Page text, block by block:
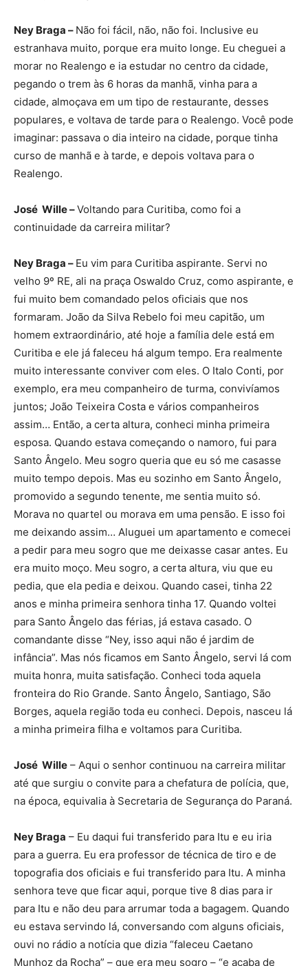
Ney Braga – Não foi fácil, não, não foi. Inclusive eu
estranhava muito, porque era muito longe. Eu cheguei a
morar no Realengo e ia estudar no centro da cidade,
pegando o trem às 6 horas da manhã, vinha para a
cidade, almoçava em um tipo de restaurante, desses
populares, e voltava de tarde para o Realengo. Você pode
imaginar: passava o dia inteiro na cidade, porque tinha
curso de manhã e à tarde, e depois voltava para o
Realengo.
José Wille –Voltando para Curitiba, como foi a
continuidade da carreira militar?
Ney Braga – Eu vim para Curitiba aspirante. Servi no
velho 9º RE, ali na praça Oswaldo Cruz, como aspirante, e
fui muito bem comandado pelos oficiais que nos
formaram. João da Silva Rebelo foi meu capitão, um
homem extraordinário, até hoje a família dele está em
Curitiba e ele já faleceu há algum tempo. Era realmente
muito interessante conviver com eles. O Italo Conti, por
exemplo, era meu companheiro de turma, convivíamos
juntos; João Teixeira Costa e vários companheiros
assim… Então, a certa altura, conheci minha primeira
esposa. Quando estava começando o namoro, fui para
Santo Ângelo. Meu sogro queria que eu só me casasse
muito tempo depois. Mas eu sozinho em Santo Ângelo,
promovido a segundo tenente, me sentia muito só.
Morava no quartel ou morava em uma pensão. E isso foi
me deixando assim… Aluguei um apartamento e comecei
a pedir para meu sogro que me deixasse casar antes. Eu
era muito moço. Meu sogro, a certa altura, viu que eu
pedia, que ela pedia e deixou. Quando casei, tinha 22
anos e minha primeira senhora tinha 17. Quando voltei
para Santo Ângelo das férias, já estava casado. O
comandante disse “Ney, isso aqui não é jardim de
infância”. Mas nós ficamos em Santo Ângelo, servi lá com
muita honra, muita satisfação. Conheci toda aquela
fronteira do Rio Grande. Santo Ângelo, Santiago, São
Borges, aquela região toda eu conheci. Depois, nasceu lá
a minha primeira filha e voltamos para Curitiba.
José Wille – Aqui o senhor continuou na carreira militar
até que surgiu o convite para a chefatura de polícia, que,
na época, equivalia à Secretaria de Segurança do Paraná.
Ney Braga – Eu daqui fui transferido para Itu e eu iria
para a guerra. Eu era professor de técnica de tiro e de
topografia dos oficiais e fui transferido para Itu. A minha
senhora teve que ficar aqui, porque tive 8 dias para ir
para Itu e não deu para arrumar toda a bagagem. Quando
eu estava servindo lá, conversando com alguns oficiais,
ouvi no rádio a notícia que dizia “faleceu Caetano
Munhoz da Rocha” – que era meu sogro – “e acaba de